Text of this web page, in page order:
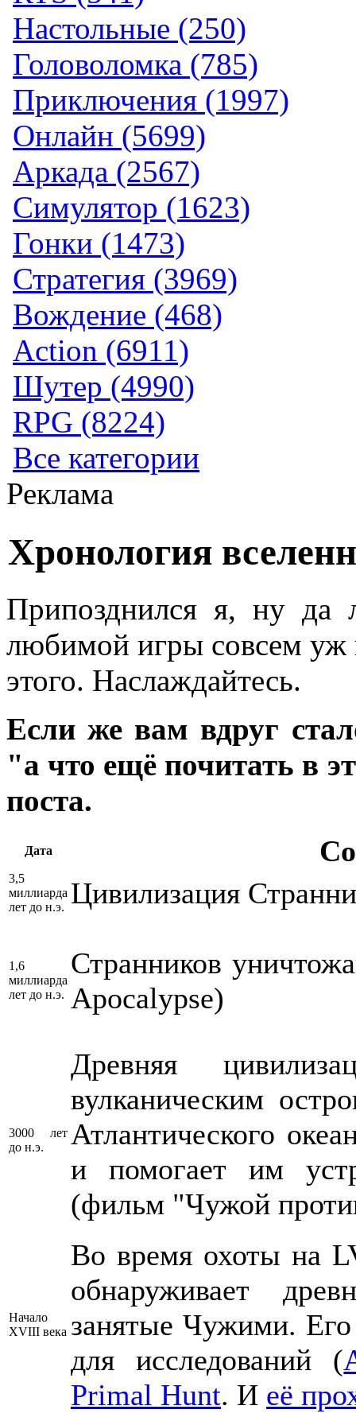
Настольные (250)
Головоломка (785)
Приключения (1997)
Онлайн (5699)
Аркада (2567)
Симулятор (1623)
Гонки (1473)
Стратегия (3969)
Вождение (468)
Action (6911)
Шутер (4990)
RPG (8224)
Все категории
Реклама
Хронология
Припозднился я, ну да
любимой игры совсем уж
этого. Наслаждайтесь.
Если же вам вдруг
"а что ещё почитать в
поста.
Дата
3,5
миллиарда
лет до н.э. Цивилизация
1,6
миллиарда
лет до н.э.
Странников
Apocalypse)
3000 лет
до н.э.
Древняя
вулканическим
Атлантического
и помогает им
(фильм "Чужой
Начало
XVIII века
Во время охоты на
обнаруживает
занятые Чужими.
для исследований (
Primal Hunt. И её